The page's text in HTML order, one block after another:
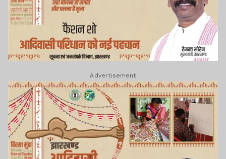
Advertisement